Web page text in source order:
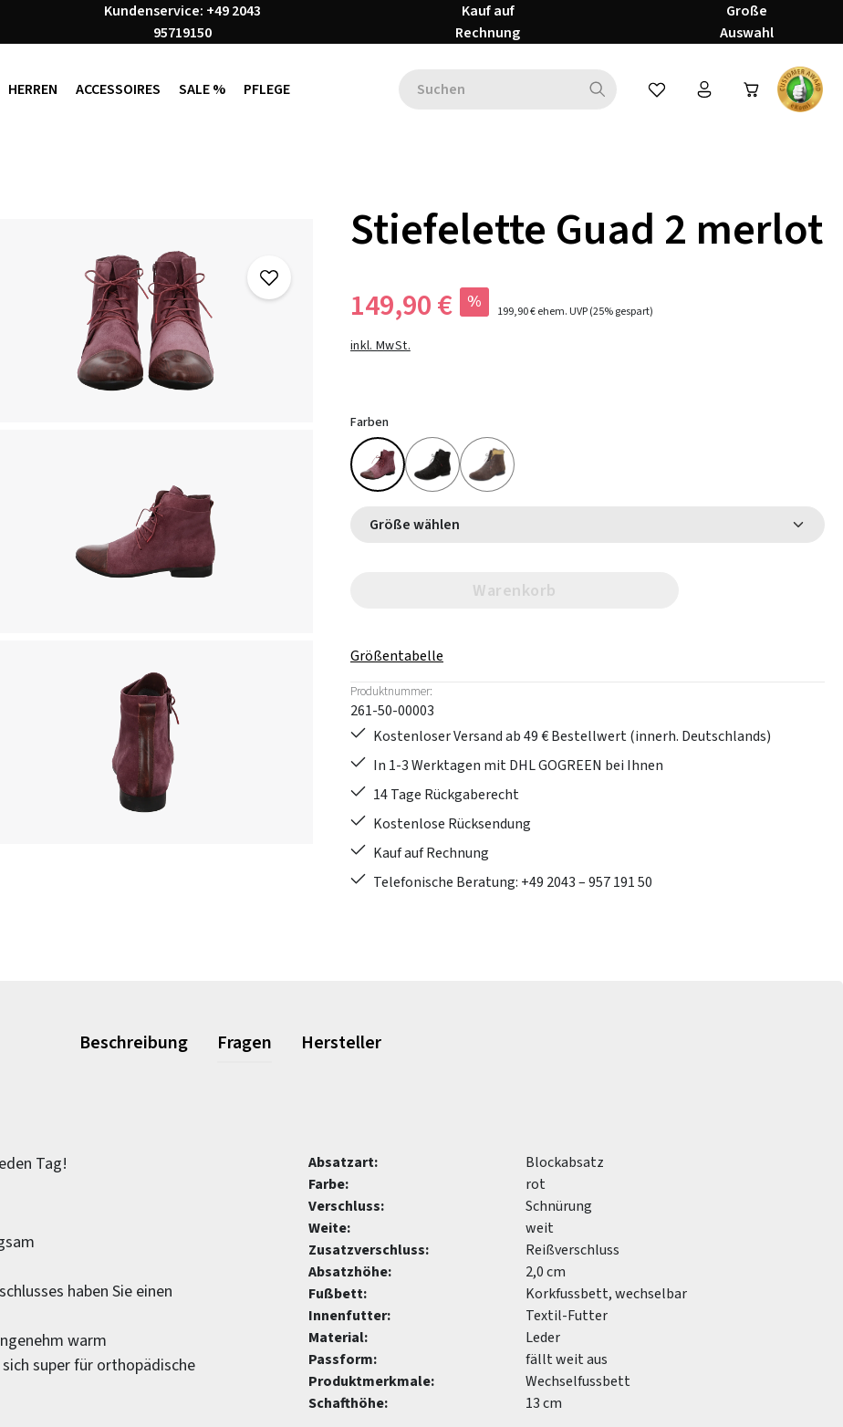
Kundenservice: +49 2043
95719150
Kauf auf
Rechnung
Große
Auswahl
HERREN ACCESSOIRES SALE % PFLEGE Du hast 0 Produkte auf dem
Stiefelette Guad 2 merlot
149,90 € % 199,90 €ehem. UVP(25% gespart)
inkl. MwSt.
Farben
Größe wählen
Warenkorb
Größentabelle
Produktnummer:
261-50-00003
Kostenloser Versand ab 49 € Bestellwert (innerh. Deutschlands)
In 1-3 Werktagen mit DHL GOGREEN bei Ihnen
14 Tage Rückgaberecht
Kostenlose Rücksendung
Kauf auf Rechnung
Telefonische Beratung: +49 2043 – 957 191 50
Beschreibung Fragen Hersteller
Tag!
haben Sie einen
warm
super für orthopädische
Absatzart:
Blockabsatz
Farbe:
rot
Verschluss:
Schnürung
Weite:
weit
Zusatzverschluss:
Reißverschluss
Absatzhöhe:
2,0 cm
Fußbett:
Korkfussbett, wechselbar
Innenfutter:
Textil-Futter
Material:
Leder
Passform:
fällt weit aus
Produktmerkmale:
Wechselfussbett
Schafthöhe:
13 cm